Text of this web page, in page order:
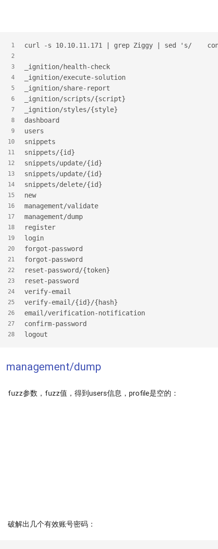
1
2
3
4
5
6
7
8
9
10
11
12
13
14
15
16
17
18
19
20
21
22
23
24
25
26
27
28
curl -s 10.10.11.171 | grep Ziggy | sed 's/
_ignition/health-check
_ignition/execute-solution
_ignition/share-report
_ignition/scripts/{script}
_ignition/styles/{style}
dashboard
users
snippets
snippets/{id}
snippets/update/{id}
snippets/update/{id}
snippets/delete/{id}
new
management/validate
management/dump
register
login
forgot-password
forgot-password
reset-password/{token}
reset-password
verify-email
verify-email/{id}/{hash}
email/verification-notification
confirm-password
logout
management/dump
fuzz参数，fuzz值，得到users信息，profile是空的：
破解出几个有效账号密码：